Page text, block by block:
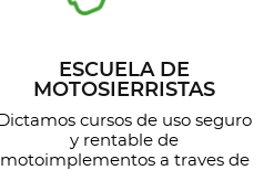
ESCUELA DE
MOTOSIERRISTAS
Dictamos cursos de uso seguro
y rentable de
motoimplementos a traves de